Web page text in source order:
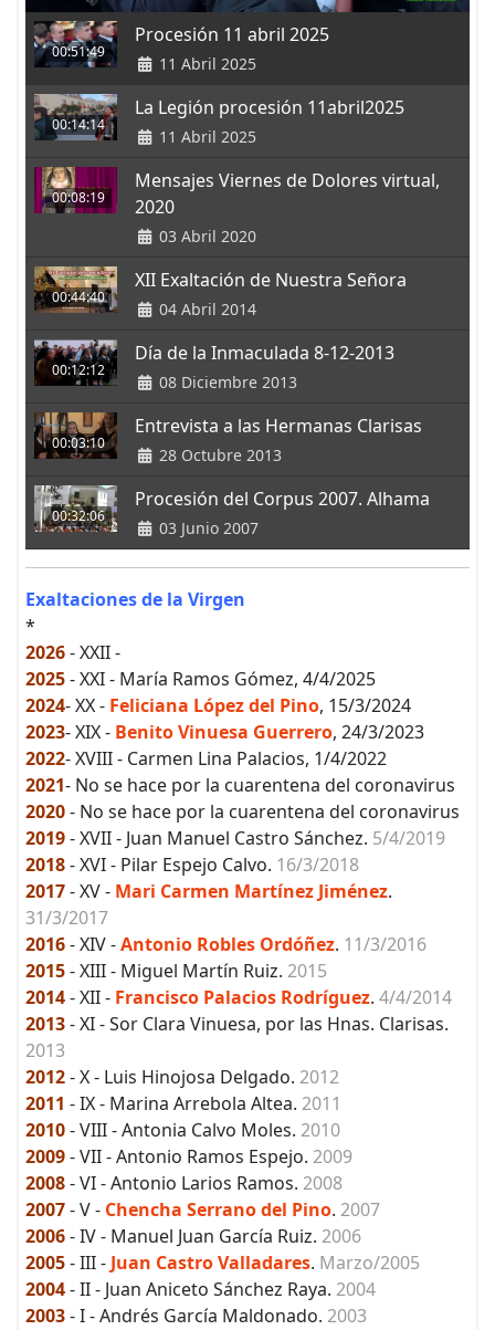
00:51:49
Procesión 11 abril 2025
11 Abril 2025
00:14:14
La Legión procesión 11abril2025
11 Abril 2025
00:08:19
Mensajes Viernes de Dolores virtual,
2020
03 Abril 2020
00:44:40
XII Exaltación de Nuestra Señora
04 Abril 2014
00:12:12
Día de la Inmaculada 8-12-2013
08 Diciembre 2013
00:03:10
Entrevista a las Hermanas Clarisas
28 Octubre 2013
00:32:06
Procesión del Corpus 2007. Alhama
03 Junio 2007
Exaltaciones de la Virgen
*
2026- XXII -
2025- XXI - María Ramos Gómez, 4/4/2025
2024- XX - Feliciana López del Pino, 15/3/2024
2023- XIX - Benito Vinuesa Guerrero, 24/3/2023
2022- XVIII - Carmen Lina Palacios, 1/4/2022
2021- No se hace por la cuarentena del coronavirus
2020- No se hace por la cuarentena del coronavirus
2019- XVII - Juan Manuel Castro Sánchez. 5/4/2019
2018- XVI - Pilar Espejo Calvo. 16/3/2018
2017- XV - Mari Carmen Martínez Jiménez.
31/3/2017
2016- XIV -Antonio Robles Ordóñez. 11/3/2016
2015- XIII - Miguel Martín Ruiz. 2015
2014- XII - Francisco Palacios Rodríguez. 4/4/2014
2013- XI - Sor Clara Vinuesa, por las Hnas. Clarisas.
2013
2012- X - Luis Hinojosa Delgado. 2012
2011 - IX - Marina Arrebola Altea. 2011
2010- VIII - Antonia Calvo Moles. 2010
2009- VII - Antonio Ramos Espejo. 2009
2008- VI - Antonio Larios Ramos. 2008
2007- V - Chencha Serrano del Pino. 2007
2006- IV - Manuel Juan García Ruiz. 2006
2005- III - Juan Castro Valladares. Marzo/2005
2004- II - Juan Aniceto Sánchez Raya. 2004
2003- I - Andrés García Maldonado. 2003